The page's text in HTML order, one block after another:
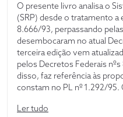
O presente livro analisa o
(SRP) desde o tratamento a
8.666/93, perpassando
desembocaram no atual
terceira edição vem
pelos Decretos Federais
disso, faz referência às
constam no PL nº 1.292/95.
científica e crítica
Ler tudo